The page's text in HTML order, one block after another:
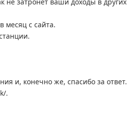
месяц с сайта.
и, конечно же, спасибо за ответ.
.